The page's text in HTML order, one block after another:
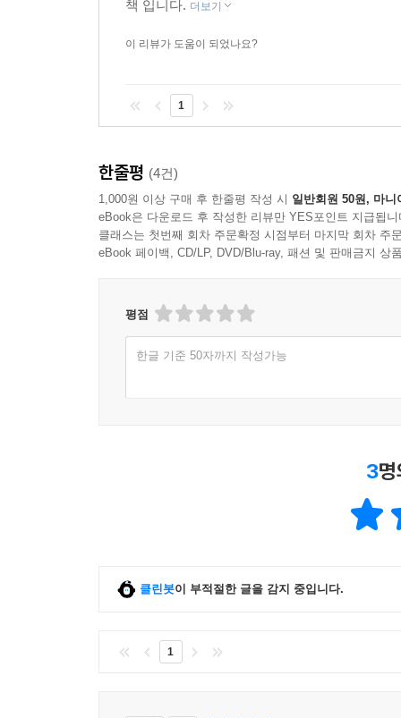
재보고 경쟁하면서 액티브한 교실 수업을 이끌어
전달되는 문법 패턴이 아이들 머리 속에 살아 움직
책 입니다. 더보기
이 리뷰가 도움이 되었나요?
1
한줄평 (4건)
1,000원 이상 구매 후 한줄평 작성 시 일반회원 50원, 마니
eBook은 다운로드 후 작성한 리뷰만 YES포인트 지급됩니
클래스는 첫번째 회차 주문확정 시점부터 마지막 회차 주
eBook 페이백, CD/LP, DVD/Blu-ray, 패션 및 판매금지 상
평점
한글 기준 50자까지 작성가능
3
클린봇이 부적절한 글을 감지 중입니다.
1